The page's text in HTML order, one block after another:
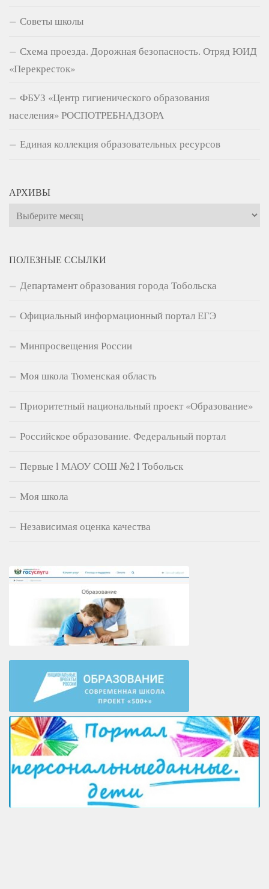
Советы школы
Схема проезда. Дорожная безопасность. Отряд ЮИД
«Перекресток»
ФБУЗ «Центр гигиенического образования
населения» РОСПОТРЕБНАДЗОРА
Единая коллекция образовательных ресурсов
АРХИВЫ
Архивы
ПОЛЕЗНЫЕ ССЫЛКИ
Департамент образования города Тобольска
Официальный информационный портал ЕГЭ
Минпросвещения России
Моя школа Тюменская область
Приоритетный национальный проект «Образование»
Российское образование. Федеральный портал
Первые l МАОУ СОШ №2 l Тобольск
Моя школа
Независимая оценка качества